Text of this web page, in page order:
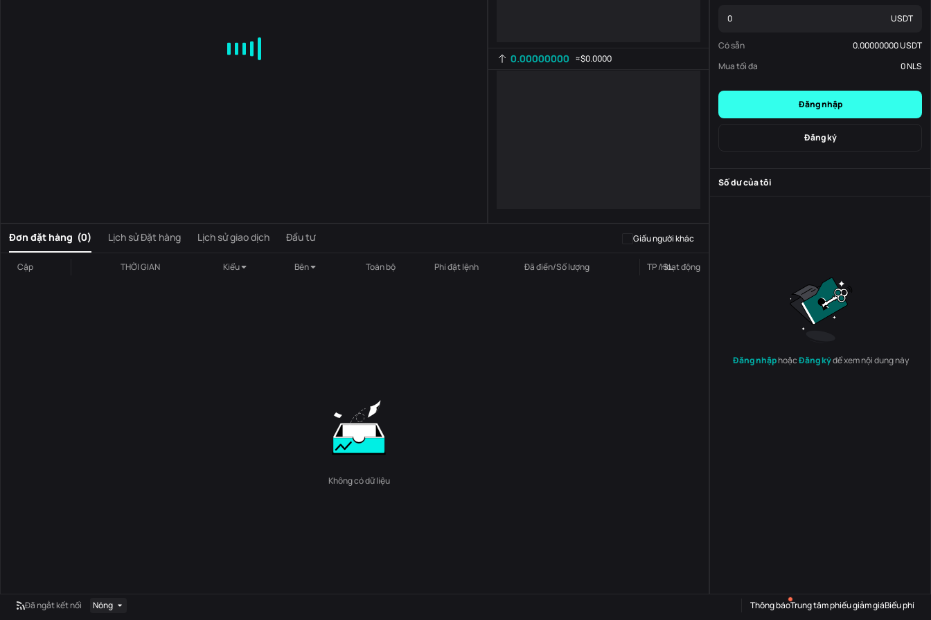
0.00000000 ≈$0.0000
-
Đơn đặt hàng (0) Lịch sử Đặt hàng Lịch sử giao dịch Đầu tư Giấu người khác
Cặp THỜI GIAN Kiểu Bên Toàn bộ Phí đặt lệnh Đã điền/Số lượng TP / SLHoạt động
Không có dữ liệu
USDT
Có sẵn 0.00000000USDT
Mua tối đa
0NLS
Đăng nhập
Đăng ký
Số dư của tôi
Đăng nhậphoặcĐăng kýđể xem nội dung này
Đã ngắt kết nối Nóng Thông báoTrung tâm phiếu giảm giáBiểu phí